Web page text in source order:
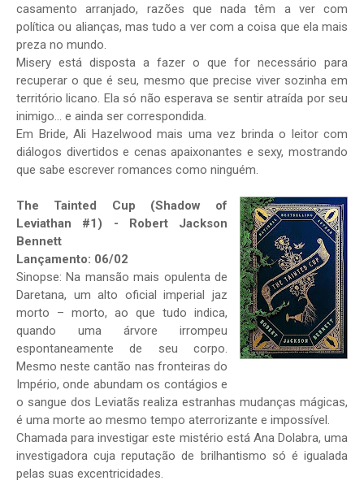
casamento arranjado, razões que nada têm a ver com
política ou alianças, mas tudo a ver com a coisa que ela mais
preza no mundo.
Misery está disposta a fazer o que for necessário para
recuperar o que é seu, mesmo que precise viver sozinha em
território licano. Ela só não esperava se sentir atraída por seu
inimigo... e ainda ser correspondida.
Em Bride, Ali Hazelwood mais uma vez brinda o leitor com
diálogos divertidos e cenas apaixonantes e sexy, mostrando
que sabe escrever romances como ninguém.
The Tainted Cup (Shadow of
Leviathan #1) - Robert Jackson
Bennett
Lançamento: 06/02
Sinopse: Na mansão mais opulenta de
Daretana, um alto oficial imperial jaz
morto – morto, ao que tudo indica,
quando uma árvore irrompeu
espontaneamente de seu corpo.
Mesmo neste cantão nas fronteiras do
Império, onde abundam os contágios e
o sangue dos Leviatãs realiza estranhas mudanças mágicas,
é uma morte ao mesmo tempo aterrorizante e impossível.
Chamada para investigar este mistério está Ana Dolabra, uma
investigadora cuja reputação de brilhantismo só é igualada
pelas suas excentricidades.